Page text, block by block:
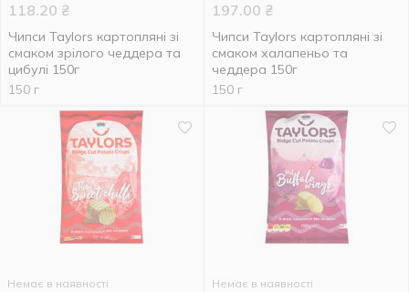
118.20 ₴
Чипси Taylors картопляні зі
смаком зрілого чеддера та
цибулі 150г
150 г
197.00 ₴
Чипси Taylors картопляні зі
смаком халапеньо та
чеддера 150г
150 г
Немає в наявності Немає в наявності